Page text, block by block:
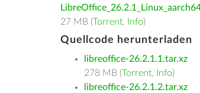
27 MB (Torrent, Info)
Quellcode herunterladen
libreoffice-26.2.1.1.tar.xz
278 MB (Torrent, Info)
libreoffice-26.2.1.2.tar.xz